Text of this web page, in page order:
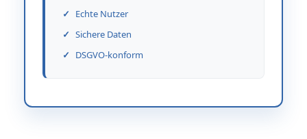
Echte Nutzer
Sichere Daten
DSGVO-konform